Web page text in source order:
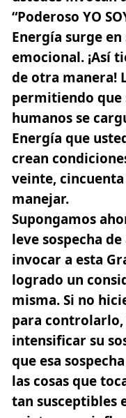
“Poderoso YO
Energía surge
emocional. ¡Así
de otra manera!
permitiendo que
humanos se
Energía que
crean
veinte,
manejar.
Supongamos
leve sospecha
invocar a esta
logrado un
misma. Si no
para controlarlo,
intensificar su
que esa
las cosas que
tan susceptibles